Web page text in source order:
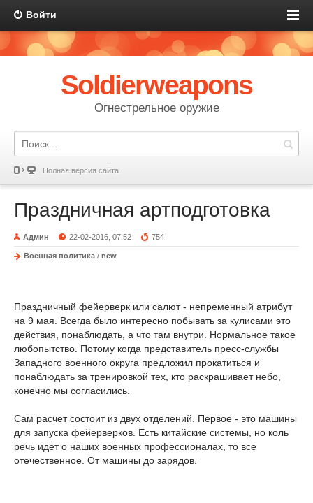
Войти
Soldierweapons
Огнестрельное оружие
Полная версия сайта
Праздничная артподготовка
Админ 22-02-2016, 07:52 754
Военная политика / new
Праздничный фейерверк или салют - непременный атрибут
на 9 мая. Всегда было интересно побывать за кулисами это
действия, понаблюдать, а что там внутри. Нормальное такое
любопытство. Потому когда представитель пресс-службы
Западного военного округа предложил прокатиться и
понаблюдать за тренировкой тех, кто раскрашивает небо,
конечно мы согласились.
Сам расчет состоит из двух отделений. Первое - это машины
для запуска фейерверков. Есть китайские системы, но коль
речь идет о наших военных профессионалах, то все
отечественное. От машины до зарядов.